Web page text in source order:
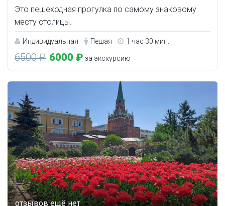
Это пешеходная прогулка по самому знаковому
месту столицы.
Индивидуальная Пешая 1 час 30 мин.
6500 ₽ 6000 ₽ за экскурсию